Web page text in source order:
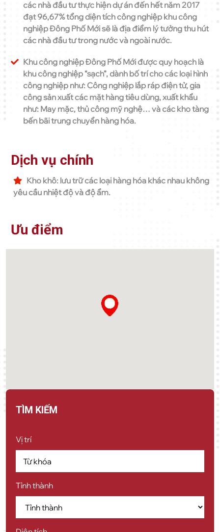
các nhà đầu tư thực hiện dự án đến hết năm 2017
đạt 96,67% tổng diện tích công nghiệp khu công
nghiệp Đông Phố Mới sẽ là địa điểm lý tưởng thu hút
các nhà đầu tư trong nước và ngoài nước.
Khu công nghiệp Đông Phố Mới được quy hoạch là
khu công nghiệp “sạch”, dành bố trí cho các loại hình
công nghiệp như: Công nghiệp lắp ráp điện tử, gia
công sản xuất các mặt hàng tiêu dùng, xuất khẩu
như: May mặc, thủ công mỹ nghệ… và các kho tàng
bến bãi trung chuyển hàng hóa.
Dịch vụ chính
Kho khô: lưu trữ các loại hàng hóa khác nhau không
yêu cầu nhiệt độ và độ ẩm.
Ưu điểm
TÌM KIẾM
Vị trí
Tỉnh thành